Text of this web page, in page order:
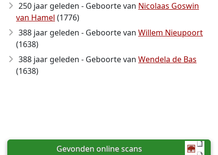
250 jaar geleden - Geboorte van Nicolaas Goswin
van Hamel (1776)
388 jaar geleden - Geboorte van Willem Nieupoort
(1638)
388 jaar geleden - Geboorte van Wendela de Bas
(1638)
Gevonden online scans